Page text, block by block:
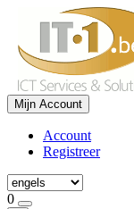
Mijn Account
Account
Registreer
0